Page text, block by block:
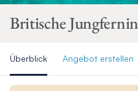
Britische
Überblick Angebot erstellen